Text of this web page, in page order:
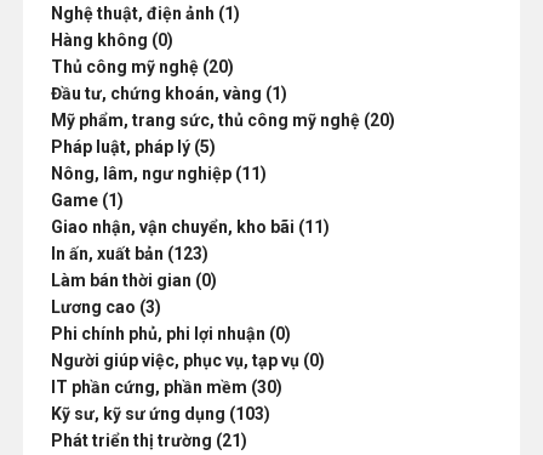
Nghệ thuật, điện ảnh (1)
Hàng không (0)
Thủ công mỹ nghệ (20)
Đầu tư, chứng khoán, vàng (1)
Mỹ phẩm, trang sức, thủ công mỹ nghệ (20)
Pháp luật, pháp lý (5)
Nông, lâm, ngư nghiệp (11)
Game (1)
Giao nhận, vận chuyển, kho bãi (11)
In ấn, xuất bản (123)
Làm bán thời gian (0)
Lương cao (3)
Phi chính phủ, phi lợi nhuận (0)
Người giúp việc, phục vụ, tạp vụ (0)
IT phần cứng, phần mềm (30)
Kỹ sư, kỹ sư ứng dụng (103)
Phát triển thị trường (21)